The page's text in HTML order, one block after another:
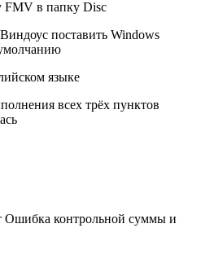
FMV в папку Disc
поставить Windows
языке
всех трёх пунктов
Ошибка контрольной суммы и